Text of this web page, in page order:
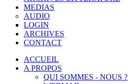
MEDIAS
AUDIO
LOGIN
ARCHIVES
CONTACT
ACCUEIL
A PROPOS
QUI SOMMES - NOUS ?